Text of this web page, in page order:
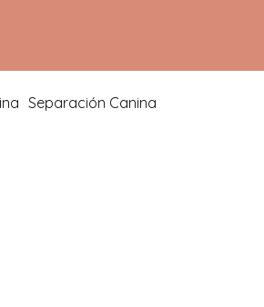
Separación Canina